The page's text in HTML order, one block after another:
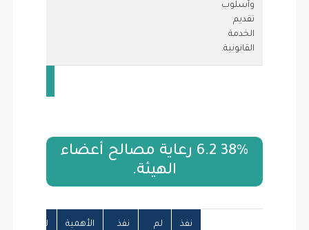
وأسلوب
تقديم
الخدمة
القانونية.
38% 6.2 رعاية مصالح أعضاء
الهيئة.
نفذ
نفذ
الأهمية
للمبادرة